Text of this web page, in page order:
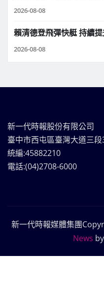
2026-08-08
賴清德登飛彈快艇 持續
2026-08-08
新一代時報股份有限公司
臺中市西屯區臺灣大道三
統編:45882210
電話:(04)2708-6000
新一代時報媒體集團
News